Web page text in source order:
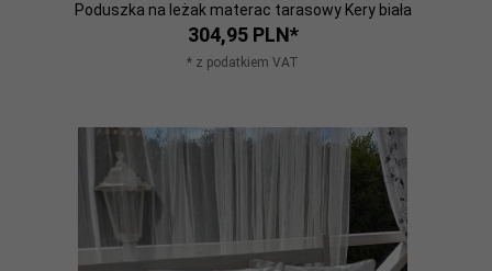
Poduszka na leżak materac tarasowy Kery biała
304,95 PLN*
* z podatkiem VAT